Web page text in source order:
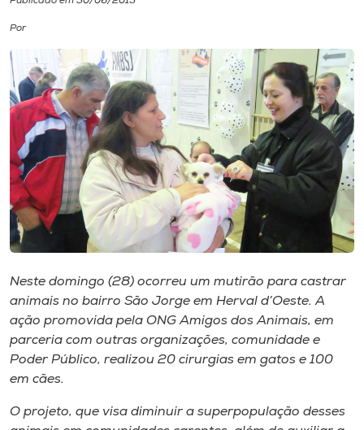
Biblioteca
Editora
Rádio
Museu
Unoesc
Selecione
A+
Por
Neste domingo (28) ocorreu um mutirão para castrar
animais no bairro São Jorge em Herval d’Oeste. A
ação promovida pela ONG Amigos dos Animais, em
parceria com outras organizações, comunidade e
Poder Público, realizou 20 cirurgias em gatos e 100
em cães.
O projeto, que visa diminuir a superpopulação desses